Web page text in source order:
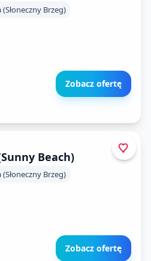
(Słoneczny Brzeg)
Zobacz ofertę
Beach)
(Słoneczny Brzeg)
Zobacz ofertę